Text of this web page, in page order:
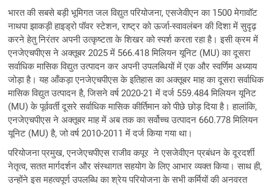
भारत की सबसे बड़ी भूमिगत जल विद्युत परियोजना, एसजेवीएन का 1500 मेगावॉट
नाथपा झाकड़ी हाइड्रो पॉवर स्टेशन, राष्ट्र को ऊर्जा-स्वावलंबन की दिशा में सुदृढ़
करने हेतु निरंतर अपनी उत्कृष्टता के शिखर को स्पर्श करता रहा है। इसी क्रम में
एनजेएचपीएस ने अक्तूबर 2025 में 566.418 मिलियन यूनिट (MU) का दूसरा
सर्वाधिक मासिक विद्युत उत्पादन कर अपनी उपलब्धियों में एक और स्वर्णिम अध्याय
जोड़ा है। यह आँकड़ा एनजेएचपीएस के इतिहास का अक्तूबर माह का दूसरा सर्वाधिक
मासिक विद्युत उत्पादन है, जिसने वर्ष 2020-21 में दर्ज 559.484 मिलियन यूनिट
(MU) के पूर्ववर्ती दूसरे सर्वाधिक मासिक कीर्तिमान को पीछे छोड़ दिया है। हालांकि,
एनजेएचपीएस ने अक्तूबर माह में अब तक का सर्वोच्च उत्पादन 660.778 मिलियन
यूनिट (MU) है, जो वर्ष 2010-2011 में दर्ज किया गया था।
परियोजना प्रमुख, एनजेएचपीएस राजीव कपूर ने एसजेवीएन प्रबंधन के दूरदर्शी
नेतृत्व, सतत मार्गदर्शन और संस्थागत सहयोग के लिए आभार व्यक्त किया। साथ ही,
उन्होंने इस महत्वपूर्ण उपलब्धि का श्रेय परियोजना के सभी कर्मियों की अनवरत